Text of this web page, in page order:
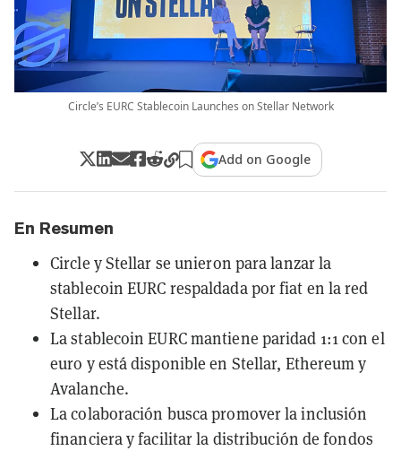
Circle’s EURC Stablecoin Launches on Stellar Network
Add on Google
En Resumen
Circle y Stellar se unieron para lanzar la
stablecoin EURC respaldada por fiat en la red
Stellar.
La stablecoin EURC mantiene paridad 1:1 con el
euro y está disponible en Stellar, Ethereum y
Avalanche.
La colaboración busca promover la inclusión
financiera y facilitar la distribución de fondos